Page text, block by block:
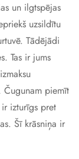
un ilgtspējas
uzsildītu
Tādējādi
Tas ir jums
Čugunam piemīt
izturīgs pret
Šī krāsniņa ir